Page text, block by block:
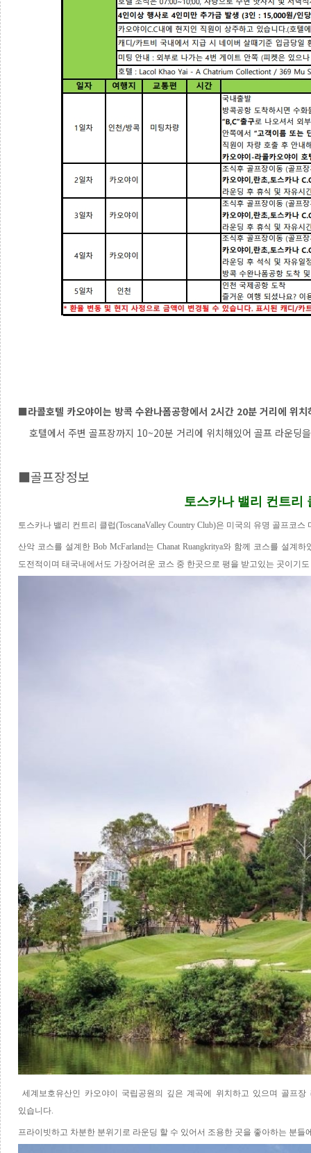
■라콜호텔 카오야이는 방콕 수완나폼공항에서 2시간 20분 거리에 위치
호텔에서 주변 골프장까지 10~20분 거리에 위치해있어 골프 라운딩
■골프장정보
토스카나 밸리 컨트리
토스카나 밸리 컨트리 클럽(ToscanaValley Country Club)은 미국의 유명 골프코스
산악 코스를 설계한 Bob McFarland는 Chanat Ruangkritya와 함께 코스를 설계하
도전적이며 태국내에서도 가장어려운 코스 중 한곳으로 평을 받고있는 곳이기
세계보호유산인 카오야이 국립공원의 깊은 계곡에 위치하고 있으며 골프
있습니다
프라이빗하고 차분한 분위기로 라운딩 할 수 있어서 조용한 곳을 좋아하는 분들